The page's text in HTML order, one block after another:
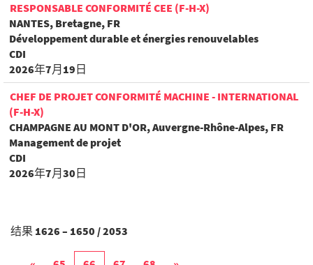
RESPONSABLE CONFORMITÉ CEE (F-H-X)
NANTES, Bretagne, FR
Développement durable et énergies renouvelables
CDI
2026年7月19日
CHEF DE PROJET CONFORMITÉ MACHINE - INTERNATIONAL
(F-H-X)
CHAMPAGNE AU MONT D'OR, Auvergne-Rhône-Alpes, FR
Management de projet
CDI
2026年7月30日
结果 1626 – 1650 /2053